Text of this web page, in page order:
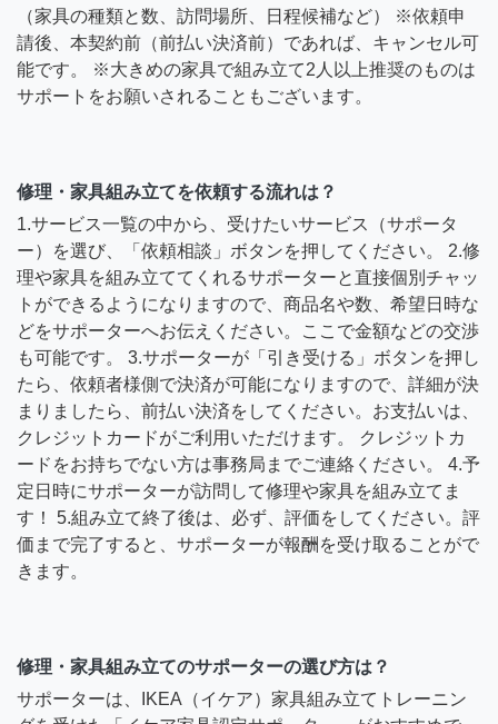
（家具の種類と数、訪問場所、日程候補など） ※依頼申
請後、本契約前（前払い決済前）であれば、キャンセル可
能です。 ※大きめの家具で組み立て2人以上推奨のものは
サポートをお願いされることもございます。
修理・家具組み立てを依頼する流れは？
1.サービス一覧の中から、受けたいサービス（サポータ
ー）を選び、「依頼相談」ボタンを押してください。 2.修
理や家具を組み立ててくれるサポーターと直接個別チャッ
トができるようになりますので、商品名や数、希望日時な
どをサポーターへお伝えください。ここで金額などの交渉
も可能です。 3.サポーターが「引き受ける」ボタンを押し
たら、依頼者様側で決済が可能になりますので、詳細が決
まりましたら、前払い決済をしてください。お支払いは、
クレジットカードがご利用いただけます。 クレジットカ
ードをお持ちでない方は事務局までご連絡ください。 4.予
定日時にサポーターが訪問して修理や家具を組み立てま
す！ 5.組み立て終了後は、必ず、評価をしてください。評
価まで完了すると、サポーターが報酬を受け取ることがで
きます。
修理・家具組み立てのサポーターの選び方は？
サポーターは、IKEA（イケア）家具組み立てトレーニン